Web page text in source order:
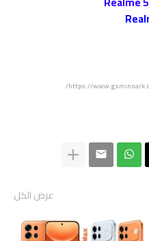
عرض الكل